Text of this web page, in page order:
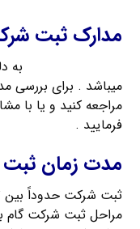
مدارک ثبت
به
میباشد . برای بررسی
مراجعه کنید و یا با
فرمایید .
مدت زمان
مراحل ثبت شرکت گام